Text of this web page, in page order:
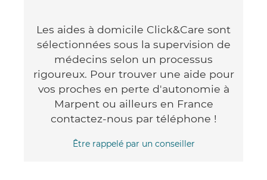
Les aides à domicile Click&Care sont
sélectionnées sous la supervision de
médecins selon un processus
rigoureux. Pour trouver une aide pour
vos proches en perte d'autonomie à
Marpent ou ailleurs en France
contactez-nous par téléphone !
Être rappelé par un conseiller